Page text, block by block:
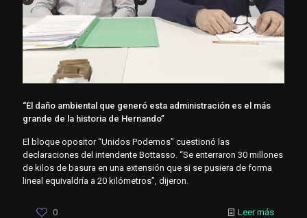
“El daño ambiental que generó esta administración es el más
grande de la historia de Hernando”
El bloque opositor “Unidos Podemos” cuestionó las
declaraciones del intendente Bottasso. “Se enterraron 30 millones
de kilos de basura en una extensión que si se pusiera de forma
lineal equivaldría a 20 kilómetros”, dijeron.
0 Leer más